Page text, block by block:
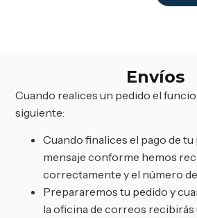
Envíos
Cuando realices un pedido el
siguiente:
Cuando finalices el pago de
mensaje conforme hemos
correctamente y el número
Prepararemos tu pedido y
la oficina de correos recibirás